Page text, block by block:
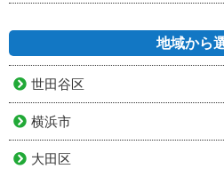
地域から
世田谷区
横浜市
大田区